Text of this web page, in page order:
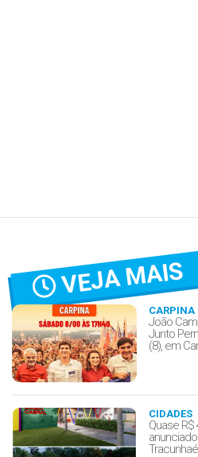
VEJA MAIS
CARPINA
João
Junto
(8), em
CIDADES
Quase